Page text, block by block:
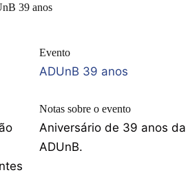
39 anos
Evento
ADUnB 39 anos
Notas sobre o evento
Aniversário de 39 anos da
ADUnB.